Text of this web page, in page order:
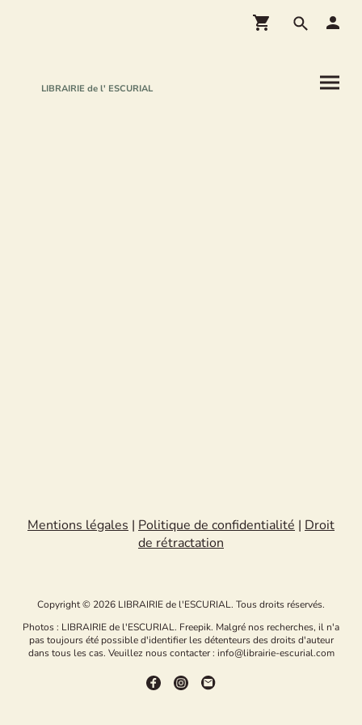
LIBRAIRIE de l' ESCURIAL
Mentions légales | Politique de confidentialité | Droit
de rétractation
Copyright © 2026 LIBRAIRIE de l'ESCURIAL. Tous droits réservés.
Photos : LIBRAIRIE de l'ESCURIAL. Freepik. Malgré nos recherches, il n'a
pas toujours été possible d'identifier les détenteurs des droits d'auteur
dans tous les cas. Veuillez nous contacter : info@librairie-escurial.com